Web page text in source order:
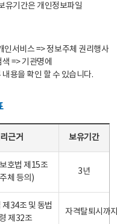
유기간은 개인정보파일
서비스 => 정보주체 권리행사
=> 기관명에
용을 확인 할 수 있습니다.
근거 보유기간
호법 제15조
체 등의)
3년
34조 및 동법
제32조
자격탈퇴시까